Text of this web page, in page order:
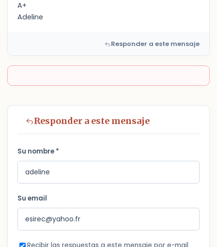
A+
Adeline
Responder a este mensaje
Responder a este mensaje
Su nombre *
Su email